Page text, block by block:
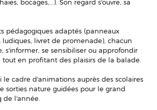
bocages,...). Son regard s'ouvre, sa
pédagogiques adaptés (panneaux
ludiques, livret de promenade), chacun
s'informer, se sensibiliser ou approfondir
tout en profitant des plaisirs de la balade.
le cadre d'animations auprès des scolaires
sorties nature guidées pour le grand
l'année.